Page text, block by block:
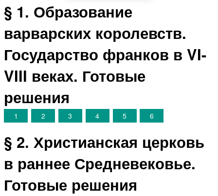
§ 1. Образование
варварских королевств.
Государство франков в VI-
VIII веках. Готовые
решения
1 2 3 4 5 6
§ 2. Христианская церковь
в раннее Средневековье.
Готовые решения